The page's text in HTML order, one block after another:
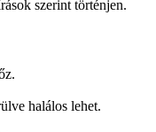
szerint történjen.
halálos lehet.